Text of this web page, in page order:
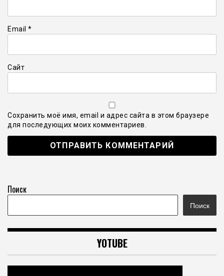
Email *
Сайт
Сохранить моё имя, email и адрес сайта в этом браузере
для последующих моих комментариев.
Поиск
Поиск
YOTUBE